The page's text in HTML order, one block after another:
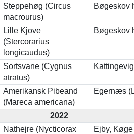
Steppehøg (Circus
macrourus)
Bøgeskov
Lille Kjove
(Stercorarius
longicaudus)
Bøgeskov
Sortsvane (Cygnus
atratus)
Kattingevig
Amerikansk Pibeand
(Mareca americana)
Egernæs
2022
Nathejre (Nycticorax
Ejby, Køge